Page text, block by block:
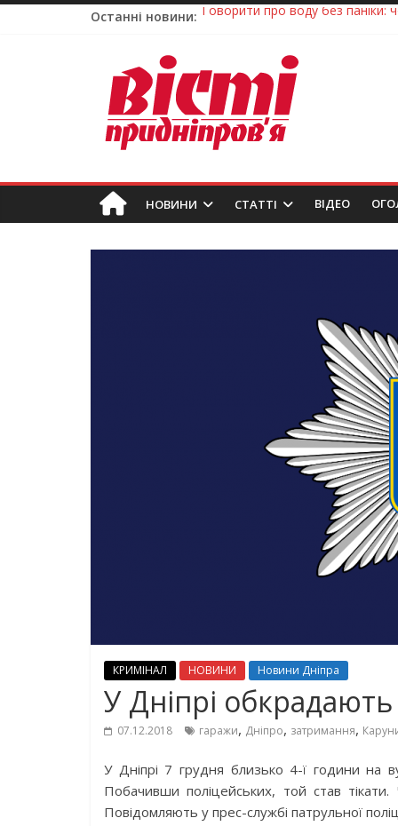
Останні новини: Лікар – на екрані: Як працюють
Пошуки тривають: на
Ветерани Дніпропетровщини
Говорити про воду без паніки:
НОВИНИ СТАТТІ ВIДЕО
КРИМІНАЛ НОВИНИ Новини Дніпра
У Дніпрі
07.12.2018 гаражи, Дніпро, затримання,
У Дніпрі 7 грудня близько 4-ї години на
Побачивши поліцейських, той став
Повідомляють у прес-службі патрульної